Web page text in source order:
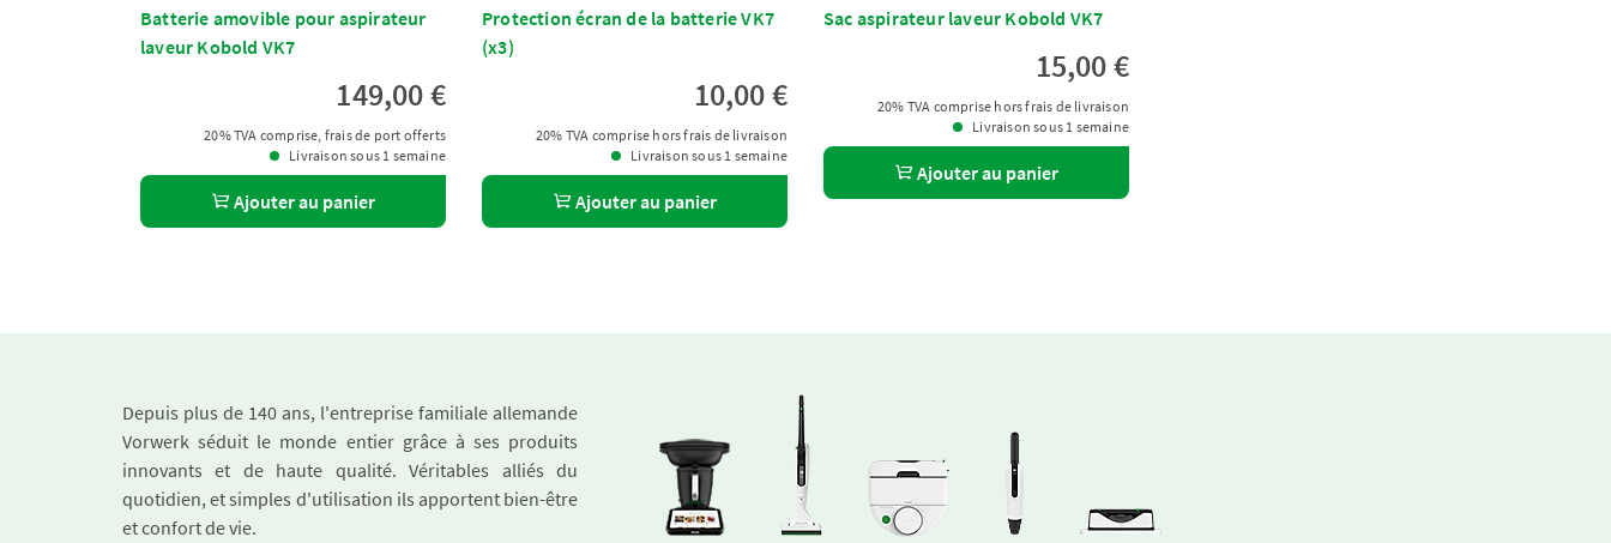
Batterie amovible pour aspirateur
laveur Kobold VK7
149,00 €
20% TVA comprise, frais de port offerts
Livraison sous 1 semaine
Ajouter au panier
Protection écran de la batterie VK7
(x3)
10,00 €
20% TVA comprise hors frais de livraison
Livraison sous 1 semaine
Ajouter au panier
Sac aspirateur laveur Kobold VK7
15,00 €
20% TVA comprise hors frais de livraison
Livraison sous 1 semaine
Ajouter au panier
Depuis plus de 140 ans, l'entreprise familiale allemande
Vorwerk séduit le monde entier grâce à ses produits
innovants et de haute qualité. Véritables alliés du
quotidien, et simples d'utilisation ils apportent bien-être
et confort de vie.